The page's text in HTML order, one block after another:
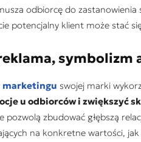
odbiorcę do
potencjalny klient może stać
symbolizm
marketingu swojej marki
u odbiorców i zwiększyć
pozwolą zbudować głębszą
na konkretne wartości,